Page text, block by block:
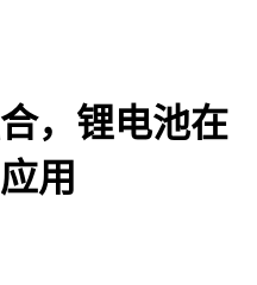
，锂电池在
用